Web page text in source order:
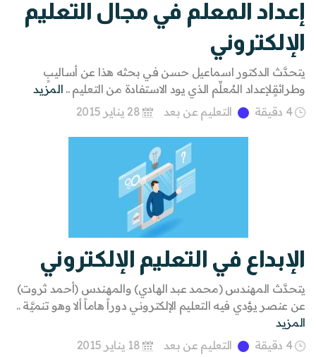
إعداد المعلم في مجال التعليم
الإلكتروني
يتحدَّث الدكتور اسماعيل حسن في بحثه هذا عن أساليبٍ
وطرائقٍلإعداد المُعلِّم الذي يود الاستفادة من التعليم .. المزيد
4 دقيقة
التعليم عن بعد 28 يناير 2015
الإبداع في التعليم الإلكتروني
يتحدَّث المهندس (محمد عبد الهادي) والمهندس (أحمد ثروت)
عن عنصر يؤدي فيه التعليم الإلكتروني دوراً هاماً ألا وهو تنميَّة ..
المزيد
4 دقيقة
التعليم عن بعد 18 يناير 2015